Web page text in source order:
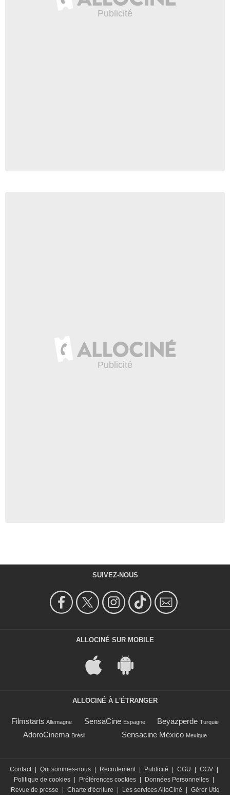
SUIVEZ-NOUS
ALLOCINÉ SUR MOBILE
ALLOCINÉ À L'ÉTRANGER
Filmstarts Allemagne SensaCine Espagne Beyazperde Turquie
AdoroCinema Brésil Sensacine México Mexique
Contact Qui sommes-nous Recrutement Publicité CGU CGV
Politique de cookies
Préférences cookies Données Personnelles
Revue de presse
Charte d'écriture Les services AlloCiné Gérer Utiq